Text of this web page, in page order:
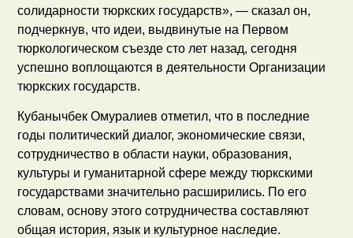
солидарности тюркских государств», — сказал он,
подчеркнув, что идеи, выдвинутые на Первом
тюркологическом съезде сто лет назад, сегодня
успешно воплощаются в деятельности Организации
тюркских государств.
Кубанычбек Омуралиев отметил, что в последние
годы политический диалог, экономические связи,
сотрудничество в области науки, образования,
культуры и гуманитарной сфере между тюркскими
государствами значительно расширились. По его
словам, основу этого сотрудничества составляют
общая история, язык и культурное наследие.